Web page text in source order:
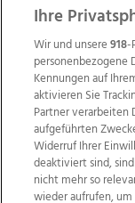
ZUR
Ihre
Wir und unsere918-
personenbezogene
Kennungen auf
aktivieren Sie
Partner verarbeiten
aufgeführten
Widerruf Ihrer
deaktiviert sind,
nicht mehr so
wieder aufrufen,